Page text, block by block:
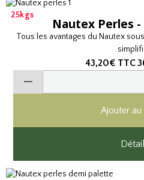
25kgs
Nautex Perles -
Tous les avantages du Nautex
43,20€ TTC
Ajouter au